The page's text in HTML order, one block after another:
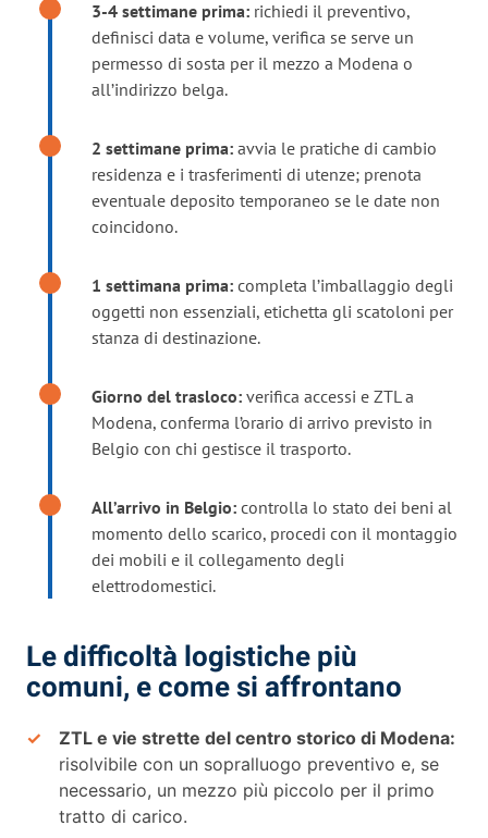
3-4 settimane prima: richiedi il preventivo,
definisci data e volume, verifica se serve un
permesso di sosta per il mezzo a Modena o
all’indirizzo belga.
2 settimane prima: avvia le pratiche di cambio
residenza e i trasferimenti di utenze; prenota
eventuale deposito temporaneo se le date non
coincidono.
1 settimana prima: completa l’imballaggio degli
oggetti non essenziali, etichetta gli scatoloni per
stanza di destinazione.
Giorno del trasloco: verifica accessi e ZTL a
Modena, conferma l’orario di arrivo previsto in
Belgio con chi gestisce il trasporto.
All’arrivo in Belgio: controlla lo stato dei beni al
momento dello scarico, procedi con il montaggio
dei mobili e il collegamento degli
elettrodomestici.
Le difficoltà logistiche più
comuni, e come si affrontano
ZTL e vie strette del centro storico di Modena:
risolvibile con un sopralluogo preventivo e, se
necessario, un mezzo più piccolo per il primo
tratto di carico.